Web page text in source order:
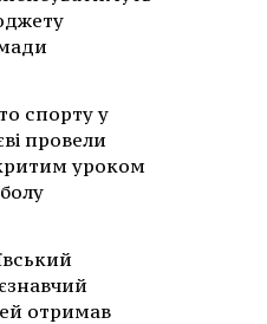
спорту у
провели
уроком
отримав